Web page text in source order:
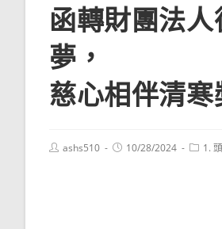
函轉財團法
夢，
慈心相伴清寒
Postashs510
Post10/28/2024
Post1.